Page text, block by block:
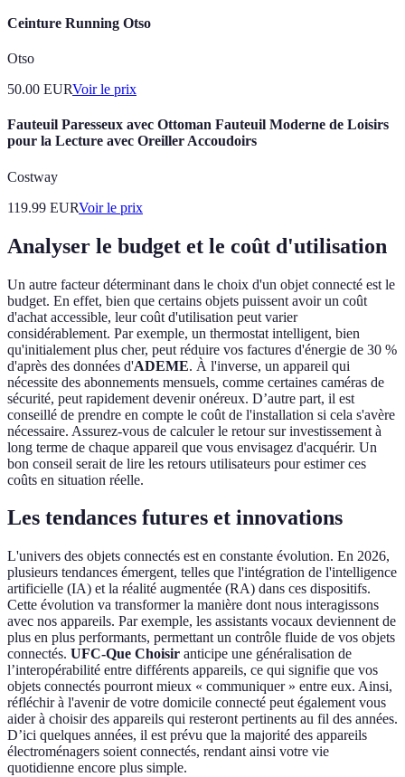
Ceinture Running Otso
Otso
50.00 EURVoir le prix
Fauteuil Paresseux avec Ottoman Fauteuil Moderne de Loisirs
pour la Lecture avec Oreiller Accoudoirs
Costway
119.99 EURVoir le prix
Analyser le budget et le coût d'utilisation
Un autre facteur déterminant dans le choix d'un objet connecté est le
budget. En effet, bien que certains objets puissent avoir un coût
d'achat accessible, leur coût d'utilisation peut varier
considérablement. Par exemple, un thermostat intelligent, bien
qu'initialement plus cher, peut réduire vos factures d'énergie de 30 %
d'après des données d'ADEME. À l'inverse, un appareil qui
nécessite des abonnements mensuels, comme certaines caméras de
sécurité, peut rapidement devenir onéreux. D’autre part, il est
conseillé de prendre en compte le coût de l'installation si cela s'avère
nécessaire. Assurez-vous de calculer le retour sur investissement à
long terme de chaque appareil que vous envisagez d'acquérir. Un
bon conseil serait de lire les retours utilisateurs pour estimer ces
coûts en situation réelle.
Les tendances futures et innovations
L'univers des objets connectés est en constante évolution. En 2026,
plusieurs tendances émergent, telles que l'intégration de l'intelligence
artificielle (IA) et la réalité augmentée (RA) dans ces dispositifs.
Cette évolution va transformer la manière dont nous interagissons
avec nos appareils. Par exemple, les assistants vocaux deviennent de
plus en plus performants, permettant un contrôle fluide de vos objets
connectés. UFC-Que Choisir anticipe une généralisation de
l’interopérabilité entre différents appareils, ce qui signifie que vos
objets connectés pourront mieux « communiquer » entre eux. Ainsi,
réfléchir à l'avenir de votre domicile connecté peut également vous
aider à choisir des appareils qui resteront pertinents au fil des années.
D’ici quelques années, il est prévu que la majorité des appareils
électroménagers soient connectés, rendant ainsi votre vie
quotidienne encore plus simple.